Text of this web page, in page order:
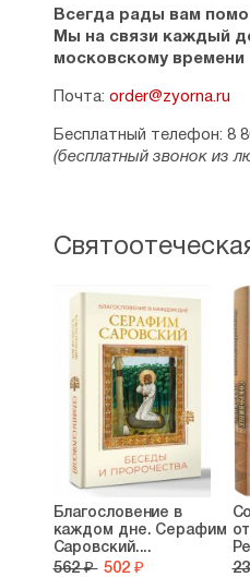
Всегда рады вам
Мы на связи каждый
московскому времени
Почта: order@zyorna.ru
Бесплатный телефон: 8
(бесплатный звонок из
Благословение в
каждом дне. Серафим
Саровский....
562 ₽ 502 ₽